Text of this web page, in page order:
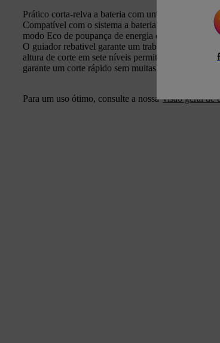
Prático corta-relva a bateria com uma largura de
Compatível com o sistema a bateria STIHL AP. As
modo Eco de poupança de energia e a lâmina
O guiador rebativel garante um trabalho confortável
altura de corte em sete níveis permite alturas de
garante um corte rápido sem muitas pausas.
Para um uso ótimo, consulte a nossavisão geral de